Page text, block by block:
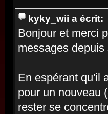
kyky_wii a écrit:
Bonjour et merci
messages depuis
En espérant qu'il
pour un nouveau
rester se